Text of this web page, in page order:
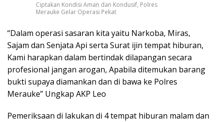
Ciptakan Kondisi Aman dan Kondusif, Polres
Merauke Gelar Operasi Pekat
“Dalam operasi sasaran kita yaitu Narkoba, Miras,
Sajam dan Senjata Api serta Surat ijin tempat hiburan,
Kami harapkan dalam bertindak dilapangan secara
profesional jangan arogan, Apabila ditemukan barang
bukti supaya diamankan dan di bawa ke Polres
Merauke” Ungkap AKP Leo
Pemeriksaan di lakukan di 4 tempat hiburan malam dan